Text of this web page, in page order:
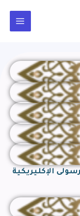
Main
Menu
الإكليريكية